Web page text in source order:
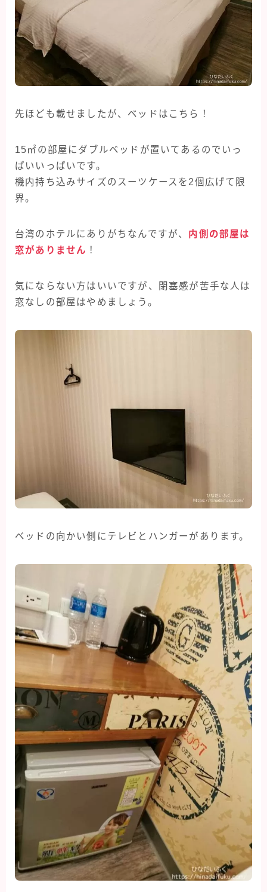
先ほども載せましたが、ベッドはこちら！
15㎡の部屋にダブルベッドが置いてあるのでいっ
ぱいいっぱいです。
機内持ち込みサイズのスーツケースを2個広げて限
界。
台湾のホテルにありがちなんですが、 内側の部屋は
窓がありません ！
気にならない方はいいですが、閉塞感が苦手な人は
窓なしの部屋はやめましょう。
ベッドの向かい側にテレビとハンガーがあります。